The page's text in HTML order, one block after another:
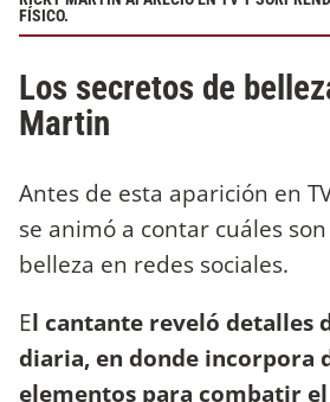
FÍSICO.
Los secretos de
Martin
Antes de esta aparición en
se animó a contar cuáles
belleza en redes sociales.
El cantante reveló detalles
diaria, en donde incorpora
elementos para combatir